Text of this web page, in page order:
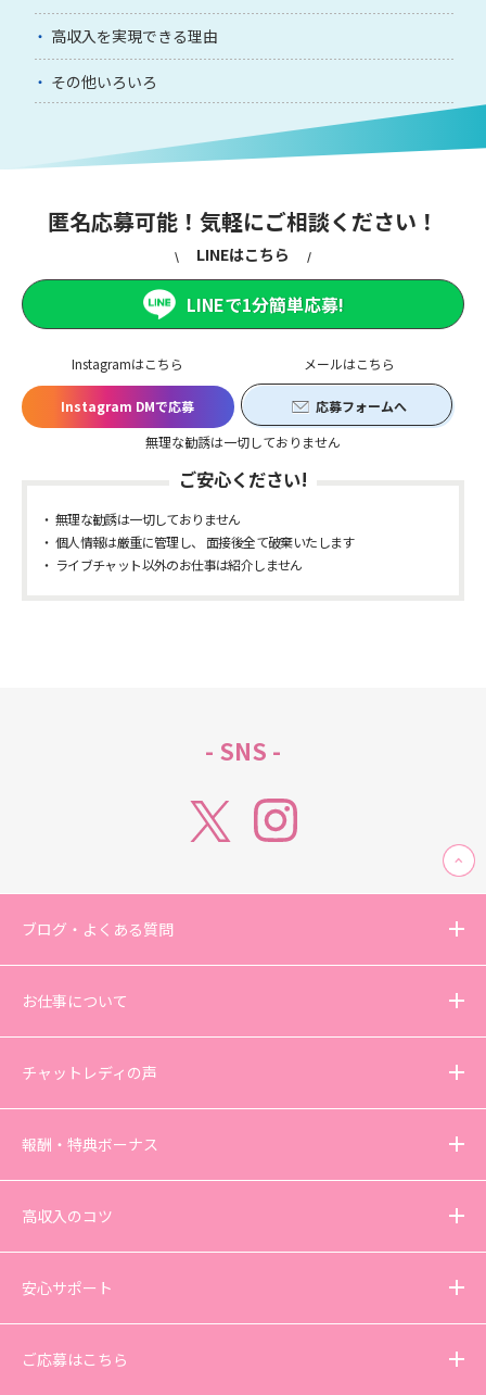
高収入を実現できる理由
その他いろいろ
匿名応募可能！気軽にご相談ください！
Instagramはこちら
Instagram DMで応募
メールはこちら
応募フォームへ
無理な勧誘は一切しておりません
LINEはこちら
LINEで1分簡単応募!
ご安心ください!
無理な勧誘は一切しておりません
個人情報は厳重に管理し、 面接後全て破棄いたします
ライブチャット以外のお仕事は紹介しません
- SNS -
ブログ・よくある質問
お仕事について
チャットレディの声
報酬・特典ボーナス
高収入のコツ
安心サポート
ご応募はこちら